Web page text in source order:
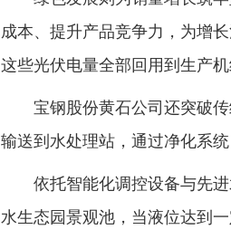
成本、提升产品竞争力，为增
这些光伏电量全部回用到生产
宝钢股份黄石公司还突破
输送到水处理站，通过净化系
依托智能化调控设备与先
水生态园景观池，当液位达到